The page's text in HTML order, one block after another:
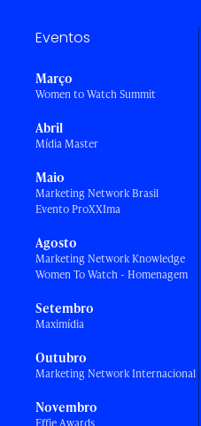
Eventos
Março
Women to Watch Summit
Abril
Mídia Master
Maio
Marketing Network Brasil
Evento ProXXIma
Agosto
Marketing Network Knowledge
Women To Watch - Homenagem
Setembro
Maximídia
Outubro
Marketing Network Internacional
Novembro
Effie Awards